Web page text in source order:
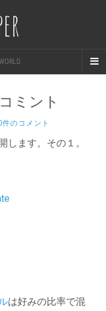
ミント
件のコメント
します。その１。
は好みの比率で混